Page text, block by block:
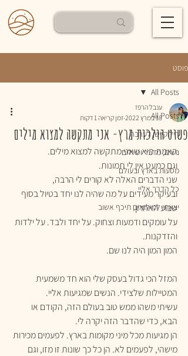
פוסט
All Posts
רילוקיישן לערבה
נשים, מדבר וטיולים
מסעות בארץ ובעולם
כל הדרך אליי
יצאתי למילואים תיכף אשוב
All Posts
פשוט הולכות מרץ- אני מתקשה למצוא מילים
ענבל הרפז
18 במרץ 2022
זמן קריאה 1 דקות
האמת היא שאני מתקשה למצוא מילים.
וגם כמעט אין לי תמונות.
שני הדברים האלה לא קורים לי הרבה,
ובעיקר מעידים על מה שהיה לנו יחד בטיול בסוף
שבוע האחרון.
על עומקים ודמעות וצחוק. על יחד ולבד. על ילדות
והזדקנות.
המון המון היה לנו שם.
המזל הכי גדול בעסק שלי הוא חד משמעית
המטיילות שלצידי. הנשים שמגיעות אליי.
עשיתי משהו ממש טוב בעולם הזה, הקודם או
הבא, כדי שהדבר הזה יקרה לי.
הן מגיעות מכל מיני מקומות בארץ. לפעמים מכירות
מישהי, לפעמים לא. הן כל כך שונות זו מזו, וגם